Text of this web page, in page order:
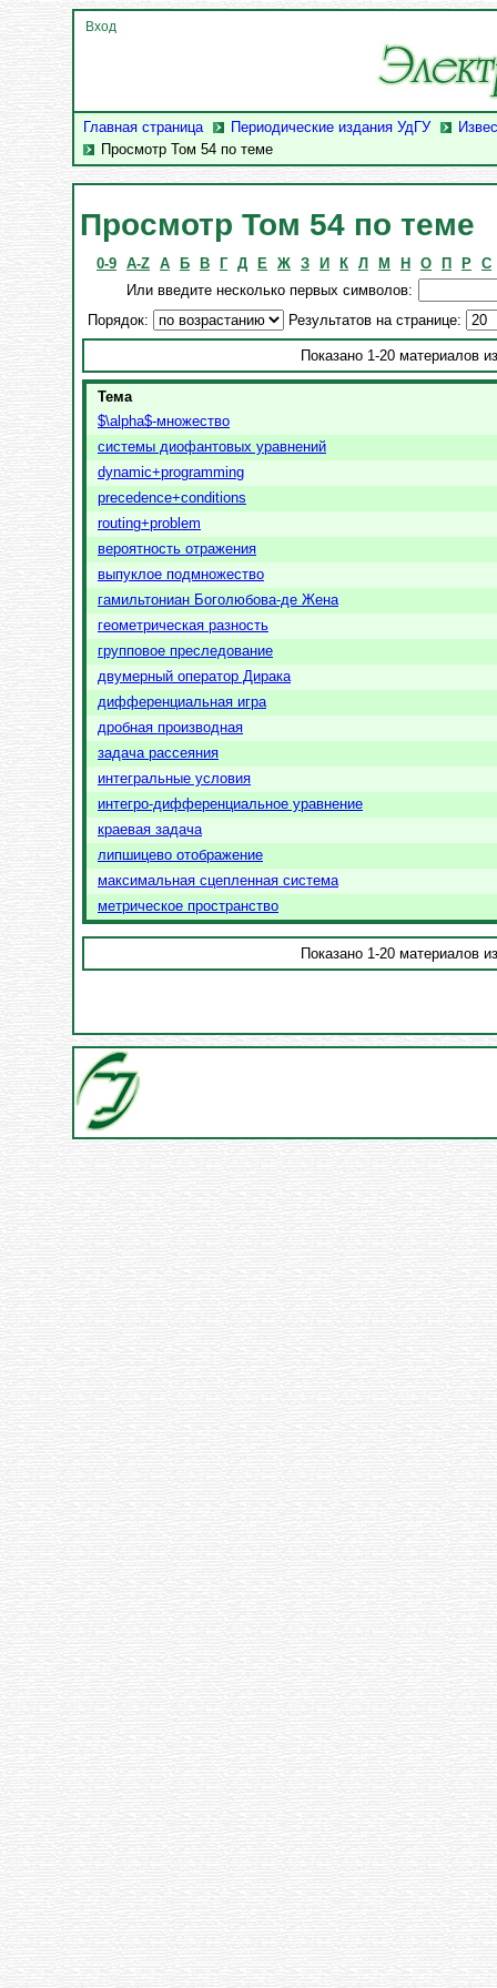
Главная страница Периодические издания УдГУ
Просмотр Том 54 по теме
Вход
Просмотр Том 54 по теме
0-9 A-Z А Б В Г Д Е Ж З И К Л М Н О П Р С
Или введите несколько первых символов:
Порядок:
Результатов на странице:
Показано 1-20 материалов
Тема
$\alpha$-множество
cистемы диофантовых уравнений
dynamic+programming
precedence+conditions
routing+problem
вероятность отражения
выпуклое подмножество
гамильтониан Боголюбова-де Жена
геометрическая разность
групповое преследование
двумерный оператор Дирака
дифференциальная игра
дробная производная
задача рассеяния
интегральные условия
интегро-дифференциальное уравнение
краевая задача
липшицево отображение
максимальная сцепленная система
метрическое пространство
Показано 1-20 материалов